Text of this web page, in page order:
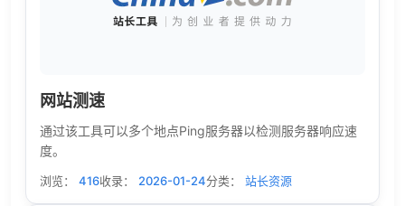
网站测速
通过该工具可以多个地点Ping服务器以检测服务器响应速
度。
浏览： 416收录： 2026-01-24分类： 站长资源